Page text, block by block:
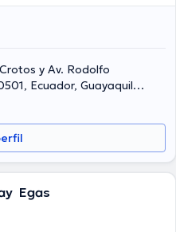
y Av. Rodolfo
Ecuador, Guayaquil
Egas